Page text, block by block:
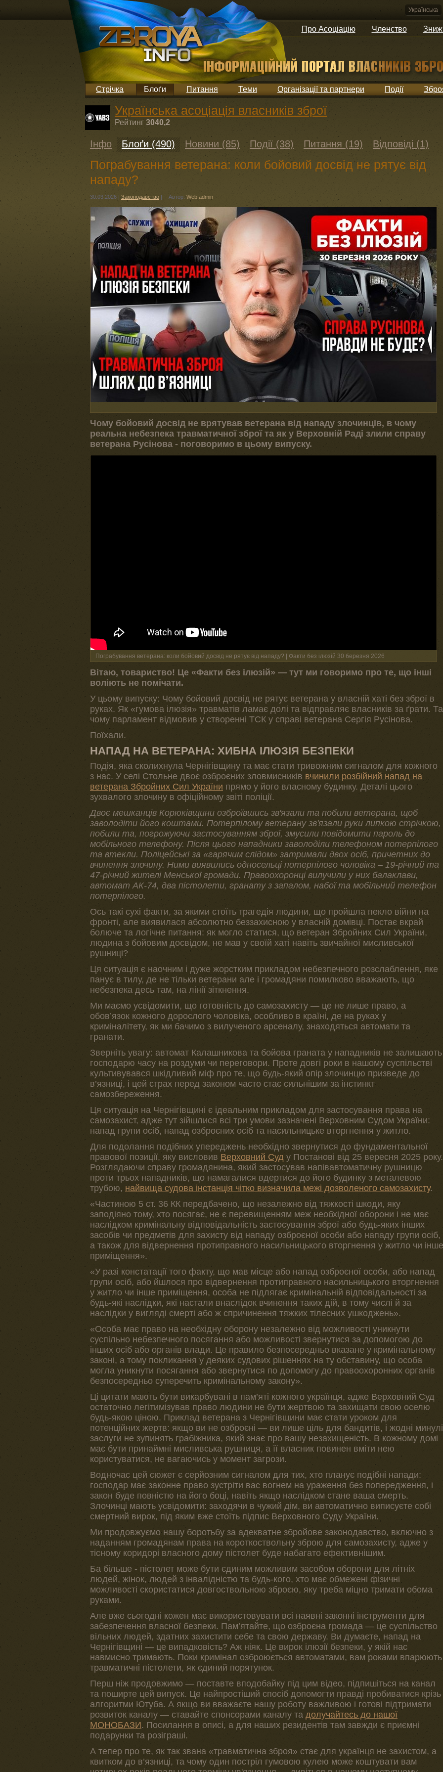
Українська
Про Асоціацію Членство
Стрічка Блоґи Питання Теми Організації та партнери Події
Українська асоціація власників зброї
Рейтинг 3040,2
Інфо Блоґи (490) Новини (85) Події (38) Питання (19) Відповіді (1)
Пограбування ветерана: коли бойовий досвід не рятує від
нападу?
30.03.2026 | Законодавство | Автор: Web admin
Чому бойовий досвід не врятував ветерана від нападу злочинців, в чому
реальна небезпека травматичної зброї та як у Верховній Раді злили справу
ветерана Русінова - поговоримо в цьому випуску.
Пограбування ветерана: коли бойовий досвід не рятує від нападу? | Факти без ілюзій 30 березня 2026
Вітаю, товариство! Це «Факти без ілюзій» — тут ми говоримо про те, що інші
воліють не помічати.
У цьому випуску: Чому бойовий досвід не рятує ветерана у власній хаті без зброї в
руках. Як «гумова ілюзія» травматів ламає долі та відправляє власників за ґрати. Та
чому парламент відмовив у створенні ТСК у справі ветерана Сергія Русінова.
Поїхали.
НАПАД НА ВЕТЕРАНА: ХИБНА ІЛЮЗІЯ БЕЗПЕКИ
Подія, яка сколихнула Чернігівщину та має стати тривожним сигналом для кожного
з нас. У селі Стольне двоє озброєних зловмисників вчинили розбійний напад на
ветерана Збройних Сил України прямо у його власному будинку. Деталі цього
зухвалого злочину в офіційному звіті поліції.
Двоє мешканців Корюківщини озброївшись зв'язали та побили ветерана, щоб
заволодіти його коштами. Потерпілому ветерану зв'язали руки липкою стрічкою,
побили та, погрожуючи застосуванням зброї, змусили повідомити пароль до
мобільного телефону. Після цього нападники заволоділи телефоном потерпілого
та втекли. Поліцейські за «гарячим слідом» затримали двох осіб, причетних до
вчинення злочину. Ними виявились односельці потерпілого чоловіка – 19-річний та
47-річний жителі Менської громади. Правоохоронці вилучили у них балаклави,
автомат АК-74, два пістолети, гранату з запалом, набої та мобільний телефон
потерпілого.
Ось такі сухі факти, за якими стоїть трагедія людини, що пройшла пекло війни на
фронті, але виявилася абсолютно беззахисною у власній домівці. Постає вкрай
болюче та логічне питання: як могло статися, що ветеран Збройних Сил України,
людина з бойовим досвідом, не мав у своїй хаті навіть звичайної мисливської
рушниці?
Ця ситуація є наочним і дуже жорстким прикладом небезпечного розслаблення, яке
панує в тилу, де не тільки ветерани але і громадяни помилково вважають, що
небезпека десь там, на лінії зіткнення.
Ми маємо усвідомити, що готовність до самозахисту — це не лише право, а
обов’язок кожного дорослого чоловіка, особливо в країні, де на руках у
криміналітету, як ми бачимо з вилученого арсеналу, знаходяться автомати та
гранати.
Зверніть увагу: автомат Калашникова та бойова граната у нападників не залишають
господарю часу на роздуми чи переговори. Проте довгі роки в нашому суспільстві
культивувався шкідливий міф про те, що будь-який опір злочинцю призведе до
в’язниці, і цей страх перед законом часто стає сильнішим за інстинкт
самозбереження.
Ця ситуація на Чернігівщині є ідеальним прикладом для застосування права на
самозахист, адже тут зійшлися всі три умови зазначені Верховним Судом України:
напад групи осіб, напад озброєних осіб та насильницьке вторгнення у житло.
Для подолання подібних упереджень необхідно звернутися до фундаментальної
правової позиції, яку висловив Верховний Суд у Постанові від 25 вересня 2025 року.
Розглядаючи справу громадянина, який застосував напівавтоматичну рушницю
проти трьох нападників, що намагалися вдертися до його будинку з металевою
трубою, найвища судова інстанція чітко визначила межі дозволеного самозахисту.
«Частиною 5 ст. 36 КК передбачено, що незалежно від тяжкості шкоди, яку
заподіяно тому, хто посягає, не є перевищенням меж необхідної оборони і не має
наслідком кримінальну відповідальність застосування зброї або будь-яких інших
засобів чи предметів для захисту від нападу озброєної особи або нападу групи осіб,
а також для відвернення протиправного насильницького вторгнення у житло чи інше
приміщення».
«У разі констатації того факту, що мав місце або напад озброєної особи, або напад
групи осіб, або йшлося про відвернення протиправного насильницького вторгнення
у житло чи інше приміщення, особа не підлягає кримінальній відповідальності за
будь-які наслідки, які настали внаслідок вчинення таких дій, в тому числі й за
наслідки у вигляді смерті або ж спричинення тяжких тілесних ушкоджень».
«Особа має право на необхідну оборону незалежно від можливості уникнути
суспільно небезпечного посягання або можливості звернутися за допомогою до
інших осіб або органів влади. Це правило безпосередньо вказане у кримінальному
законі, а тому покликання у деяких судових рішеннях на ту обставину, що особа
могла уникнути посягання або звернутися по допомогу до правоохоронних органів
безпосередньо суперечить кримінальному закону».
Ці цитати мають бути викарбувані в пам’яті кожного українця, адже Верховний Суд
остаточно легітимізував право людини не бути жертвою та захищати свою оселю
будь-якою ціною. Приклад ветерана з Чернігівщини має стати уроком для
потенційних жертв: якщо ви не озброєні — ви лише ціль для бандитів, і жодні минулі
заслуги не зупинять грабіжника, який знає про вашу незахищеність. В кожному домі
має бути принаймні мисливська рушниця, а її власник повинен вміти нею
користуватися, не вагаючись у момент загрози.
Водночас цей сюжет є серйозним сигналом для тих, хто планує подібні напади:
господар має законне право зустріти вас вогнем на ураження без попередження, і
закон буде повністю на його боці, навіть якщо наслідком стане ваша смерть.
Злочинці мають усвідомити: заходячи в чужий дім, ви автоматично виписуєте собі
смертний вирок, під яким вже стоїть підпис Верховного Суду України.
Ми продовжуємо нашу боротьбу за адекватне збройове законодавство, включно з
наданням громадянам права на короткоствольну зброю для самозахисту, адже у
тісному коридорі власного дому пістолет буде набагато ефективнішим.
Ба більше - пістолет може бути єдиним можливим засобом оборони для літніх
людей, жінок, людей з інвалідністю та будь-кого, хто має обмежені фізичні
можливості скористатися довгоствольною зброєю, яку треба міцно тримати обома
руками.
Але вже сьогодні кожен має використовувати всі наявні законні інструменти для
забезпечення власної безпеки. Пам’ятайте, що озброєна громада — це суспільство
вільних людей, здатних захистити себе та свою державу. Ви думаєте, напад на
Чернігівщині — це випадковість? Аж ніяк. Це вирок ілюзії безпеки, у якій нас
навмисно тримають. Поки кримінал озброюється автоматами, вам роками впарюють
травматичні пістолети, як єдиний порятунок.
Перш ніж продовжимо — поставте вподобайку під цим відео, підпишіться на канал
та поширте цей випуск. Це найпростіший спосіб допомогти правді пробиватися крізь
алгоритми Ютуба. А якщо ви вважаєте нашу роботу важливою і готові підтримати
розвиток каналу — ставайте спонсорами каналу та долучайтесь до нашої
МОНОБАЗИ. Посилання в описі, а для наших резидентів там завжди є приємні
подарунки та розіграші.
А тепер про те, як так звана «травматична зброя» стає для українця не захистом, а
квитком до в’язниці, та чому один постріл гумовою кулею може коштувати вам